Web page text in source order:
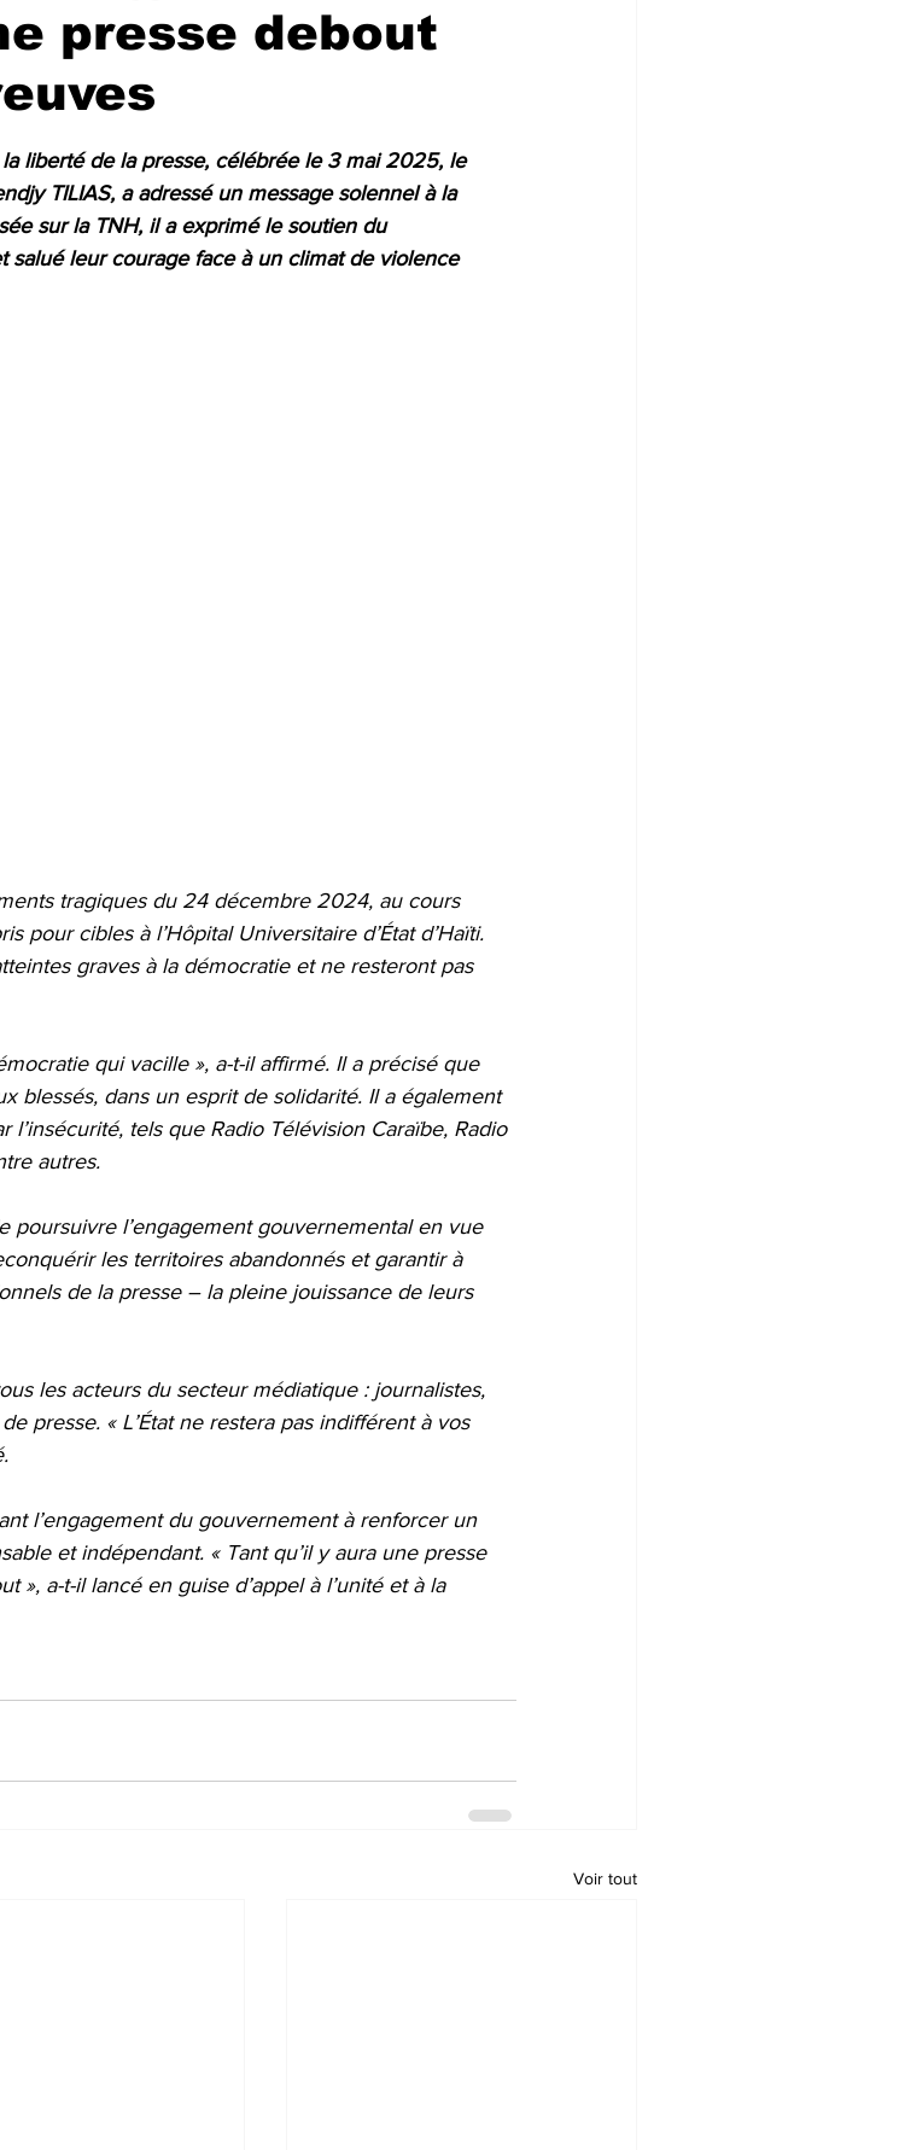
presse debout
liberté de la presse, célébrée le 3 mai 2025, le
TILIAS, a adressé un message solennel à la
sur la TNH, il a exprimé le soutien du
salué leur courage face à un climat de violence
tragiques du 24 décembre 2024, au cours
pour cibles à l’Hôpital Universitaire d’État d’Haïti.
graves à la démocratie et ne resteront pas
qui vacille », a-t-il affirmé. Il a précisé que
blessés, dans un esprit de solidarité. Il a également
tels que Radio Télévision Caraïbe, Radio
autres.
poursuivre l’engagement gouvernemental en vue
les territoires abandonnés et garantir à
de la presse – la pleine jouissance de leurs
les acteurs du secteur médiatique : journalistes,
presse. « L’État ne restera pas indifférent à vos
l’engagement du gouvernement à renforcer un
et indépendant. « Tant qu’il y aura une presse
», a-t-il lancé en guise d’appel à l’unité et à la
Voir tout